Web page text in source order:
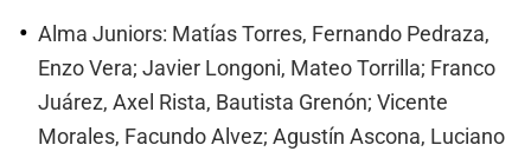
Alma Juniors: Matías Torres, Fernando Pedraza,
Enzo Vera; Javier Longoni, Mateo Torrilla; Franco
Juárez, Axel Rista, Bautista Grenón; Vicente
Morales, Facundo Alvez; Agustín Ascona, Luciano